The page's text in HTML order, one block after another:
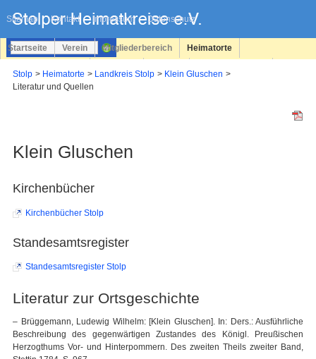
Sitemap Kontakt Impressum Datenschutz
überspringen
Startseite Verein Mitgliederbereich Heimatorte
Login
Stolp Heimatorte Landkreis Stolp
Klein Gluschen
Literatur und Quellen
Klein Gluschen
Kirchenbücher
Kirchenbücher Stolp
Standesamtsregister
Standesamtsregister Stolp
Literatur zur Ortsgeschichte
– Brüggemann, Ludewig Wilhelm: [Klein Gluschen]. In: Ders.: Ausführliche
Beschreibung des gegenwärtigen Zustandes des Königl. Preußischen
Herzogthums Vor- und Hinterpommern. Des zweiten Theils zweiter Band,